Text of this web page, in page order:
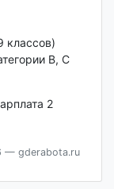
классов)
В, С
2
— gderabota.ru